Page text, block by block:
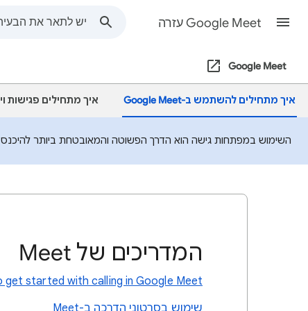
Google Meet עזרה
Google Meet
איך מתחילים להשתמש ב-Google Meet איך מתחילים פגישות
השימוש במפתחות גישה הוא הדרך הפשוטה והמאובטחת ביותר
המדריכים של Meet
get started with calling in Google Meet
שימוש בסרטוני הדרכה ב-Meet